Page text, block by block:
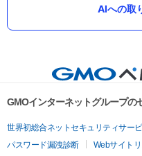
AIへの取
GMOインターネットグループの
世界初総合ネットセキュリティサー
パスワード漏洩診断
Webサイト